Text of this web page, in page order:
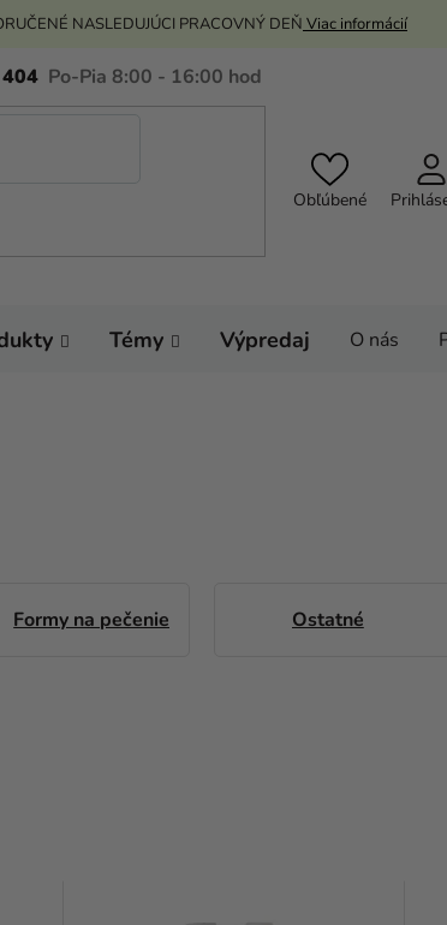
NASLEDUJÚCI PRACOVNÝ DEŇ Viac informácií
Obľúbené
Témy Výpredaj O nás
Formy na pečenie Ostatné